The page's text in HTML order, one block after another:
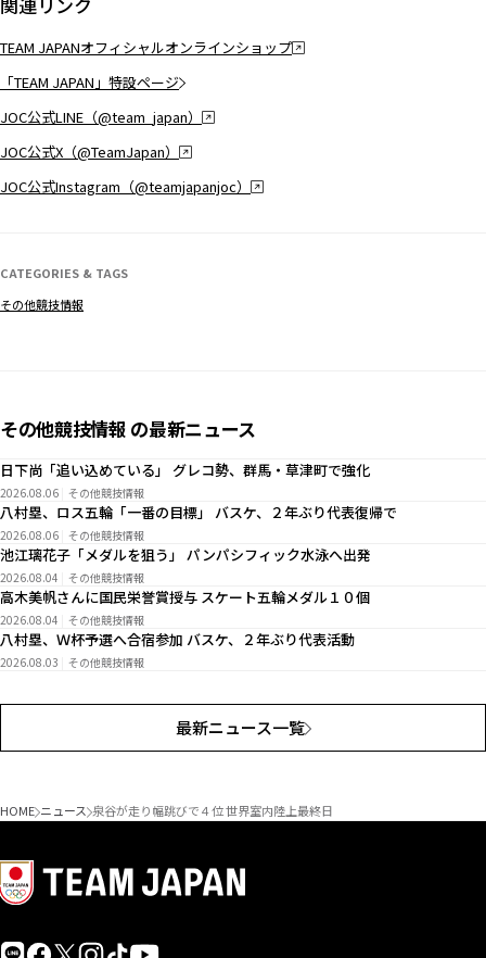
TEAM JAPANオフィシャルオンラインショップ
「TEAM JAPAN」特設ページ
JOC公式LINE（@team_japan）
JOC公式X（@TeamJapan）
JOC公式Instagram（@teamjapanjoc）
CATEGORIES & TAGS
その他競技情報
その他競技情報 の最新ニュース
日下尚「追い込めている」 グレコ勢、群馬・草津町で強化
2026.08.06 その他競技情報
八村塁、ロス五輪「一番の目標」 バスケ、２年ぶり代表復帰で
2026.08.06 その他競技情報
池江璃花子「メダルを狙う」 パンパシフィック水泳へ出発
2026.08.04 その他競技情報
高木美帆さんに国民栄誉賞授与 スケート五輪メダル１０個
2026.08.04 その他競技情報
八村塁、Ｗ杯予選へ合宿参加 バスケ、２年ぶり代表活動
2026.08.03 その他競技情報
最新ニュース一覧
HOME ニュース 泉谷が走り幅跳びで４位 世界室内陸上最終日